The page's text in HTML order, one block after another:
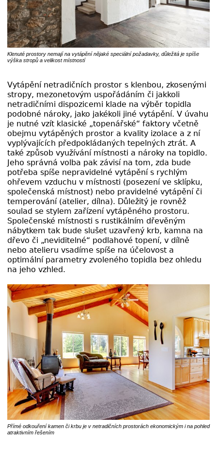
Klenuté prostory nemají na vytápění nějaké speciální požadavky, důležitá je spíše
výška stropů a velikost místností
Vytápění netradičních prostor s klenbou, zkosenými
stropy, mezonetovým uspořádáním či jakkoli
netradičními dispozicemi klade na výběr topidla
podobné nároky, jako jakékoli jiné vytápění. V úvahu
je nutné vzít klasické „topenářské“ faktory včetně
obejmu vytápěných prostor a kvality izolace a z ní
vyplývajících předpokládaných tepelných ztrát. A
také způsob využívání místnosti a nároky na topidlo.
Jeho správná volba pak závisí na tom, zda bude
potřeba spíše nepravidelné vytápění s rychlým
ohřevem vzduchu v místnosti (posezení ve sklípku,
společenská místnost) nebo pravidelné vytápění či
temperování (atelier, dílna). Důležitý je rovněž
soulad se stylem zařízení vytápěného prostoru.
Společenské místnosti s rustikálním dřevěným
nábytkem tak bude slušet uzavřený krb, kamna na
dřevo či „neviditelné“ podlahové topení, v dílně
nebo atelieru vsadíme spíše na účelovost a
optimální parametry zvoleného topidla bez ohledu
na jeho vzhled.
Přímé odkouření kamen či krbu je v netradičních prostorách ekonomickým i na pohled
atraktivním řešením